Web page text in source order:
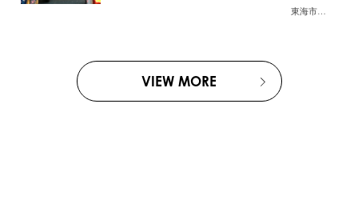
東海市
,大府市
VIEW MORE